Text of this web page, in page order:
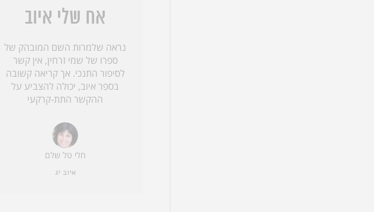
אח שלי איוב
נראה שלמרות השם המובהק של
ספרו של שמי זרחין, אין קשר
לסיפור התנכי. אך קריאה קשובה
בספר איוב, יכולה להצביע על
ההקשר התת-קרקעי
חלי טל שלם
איוב יג